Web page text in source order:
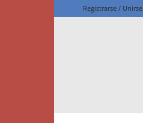
Registrarse / Unirse